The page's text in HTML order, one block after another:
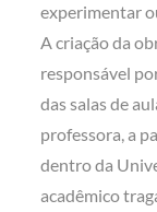
experimentar
A criação da
responsável
das salas de
professora, a
dentro da
acadêmico